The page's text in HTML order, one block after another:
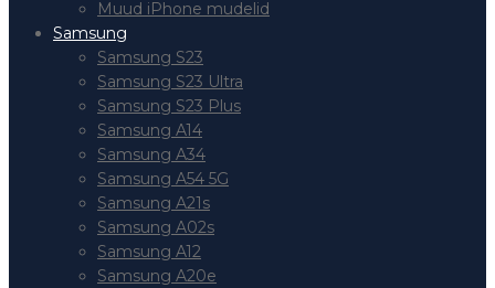
Muud iPhone mudelid
Samsung
Samsung S23
Samsung S23 Ultra
Samsung S23 Plus
Samsung A14
Samsung A34
Samsung A54 5G
Samsung A21s
Samsung A02s
Samsung A12
Samsung A20e